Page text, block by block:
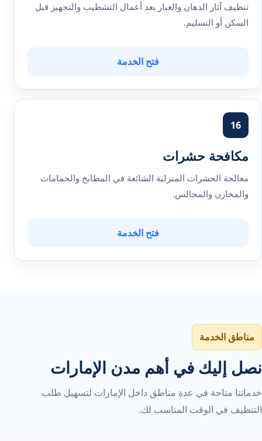
تنظيف آثار الدهان والغبار بعد أعمال التشطيب والتجهيز قبل
السكن أو التسليم.
فتح الخدمة
16
مكافحة حشرات
معالجة الحشرات المنزلية الشائعة في المطابخ والحمامات
والمخازن والمجالس.
فتح الخدمة
مناطق الخدمة
نصل إليك في أهم مدن الإمارات
خدماتنا متاحة في عدة مناطق داخل الإمارات لتسهيل طلب
التنظيف في الوقت المناسب لك.